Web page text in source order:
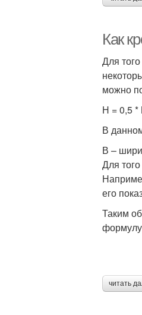
Как
Для
можно
Н = 0,5 *
В
В –
Для
его
Таким
читать